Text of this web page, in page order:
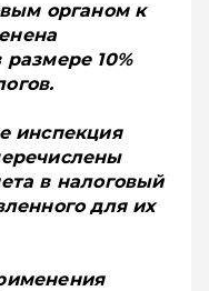
органом к
10%
инспекция
в налоговый
для их